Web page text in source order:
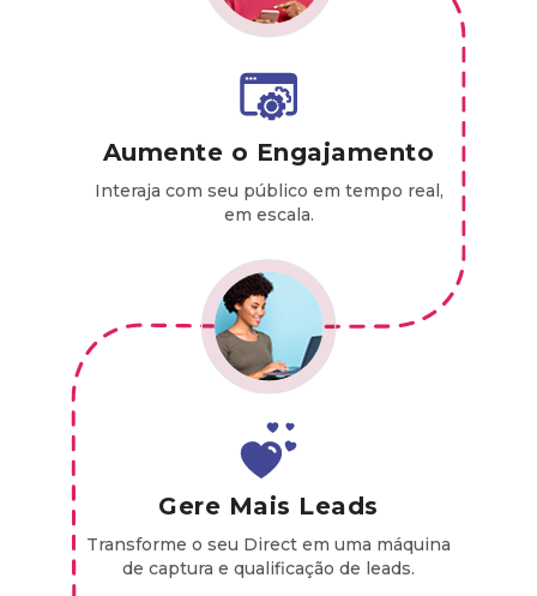
Aumente o Engajamento
Interaja com seu público em tempo real,
em escala.
Gere Mais Leads
Transforme o seu Direct em uma máquina
de captura e qualificação de leads.